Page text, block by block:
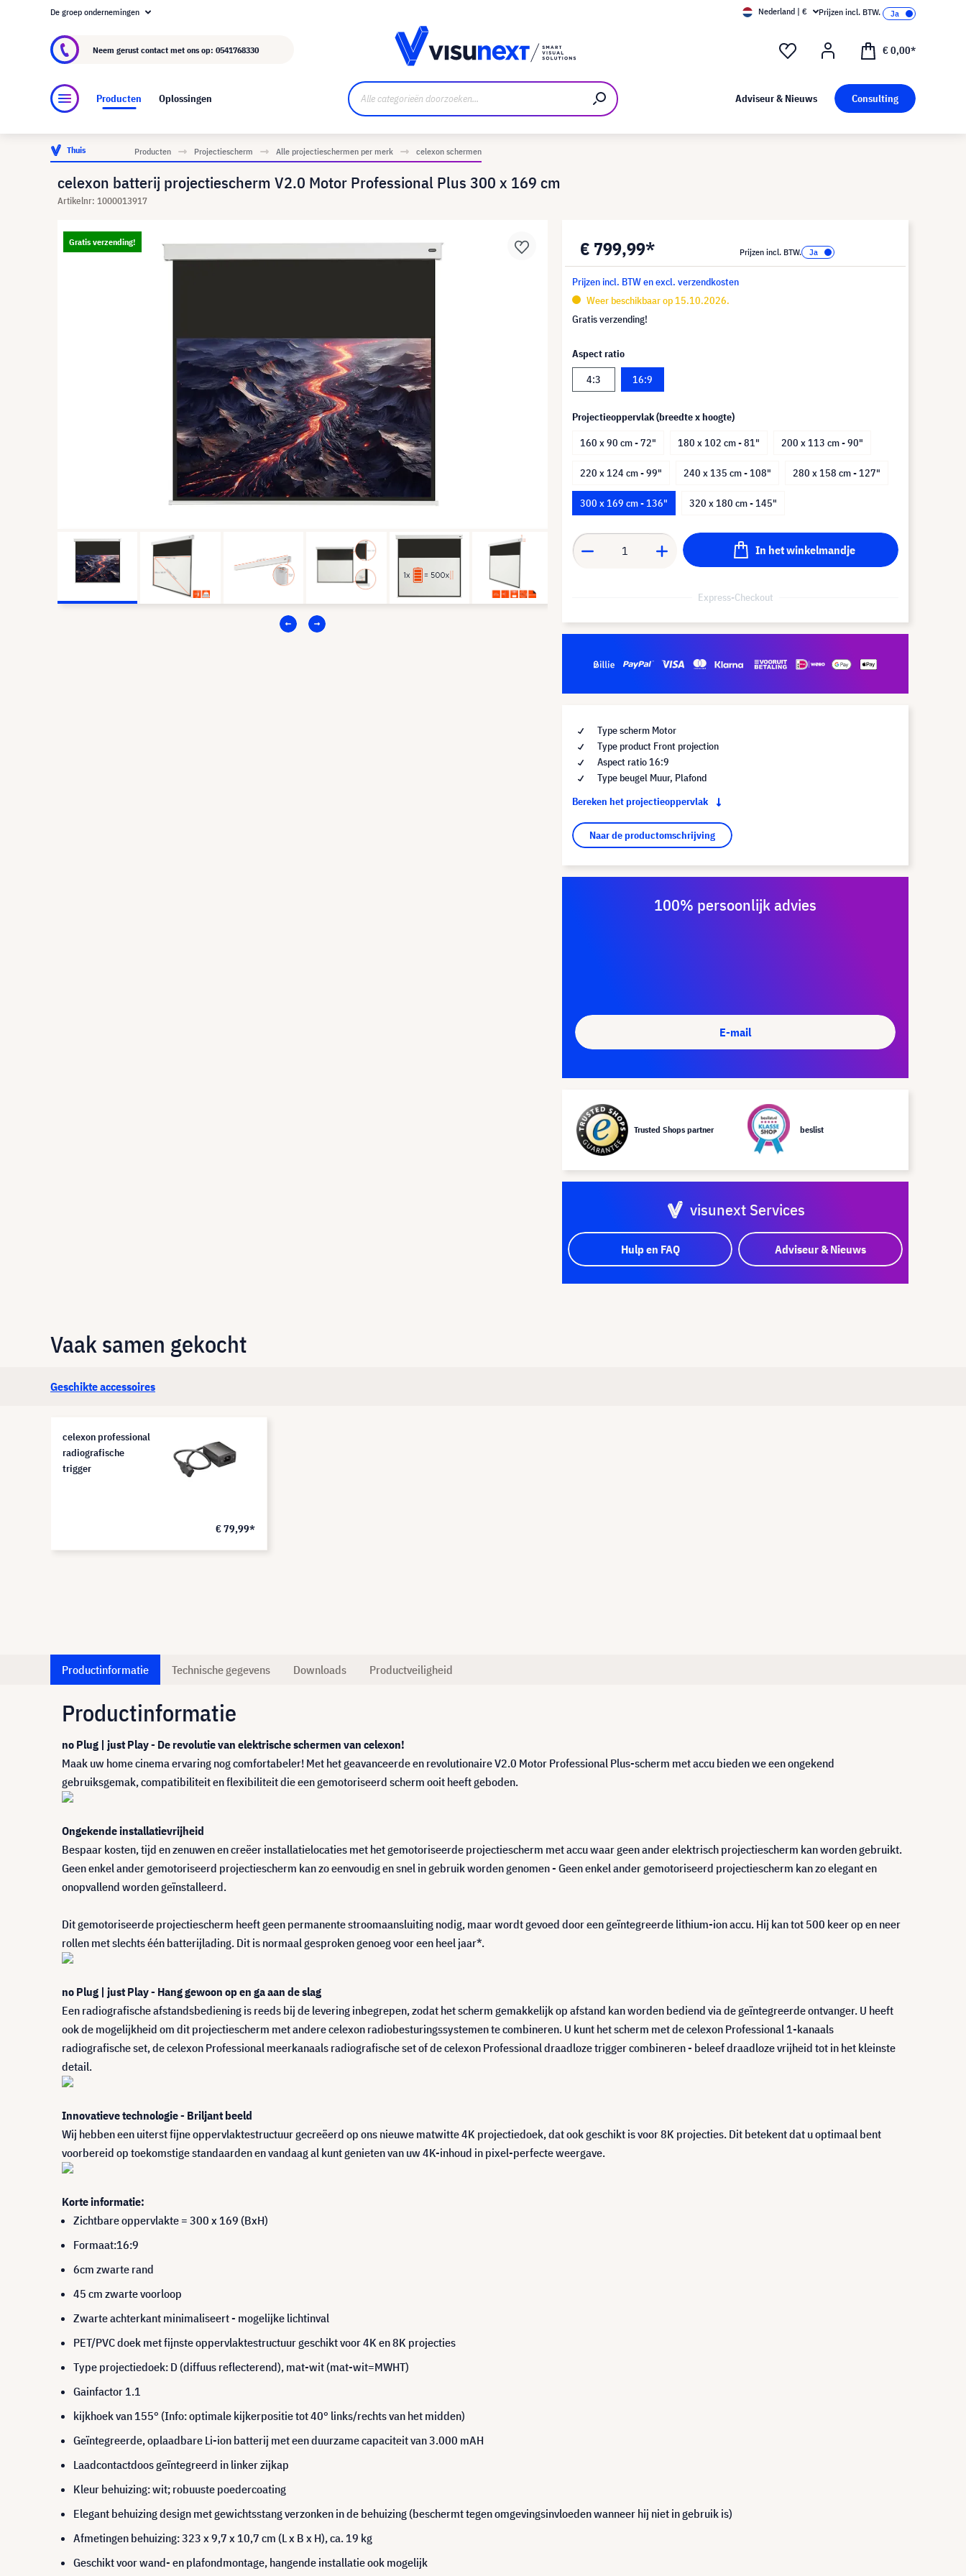
Over visunext.nl
De groep ondernemingen Nederland | € Prijzen incl. BTW.
Neem gerust contact met ons op: 0541768330 € 0,00*
Producten Oplossingen Adviseur & Nieuws Consulting
Thuis Producten Projectiescherm Alle projectieschermen per merk celexon schermen
celexon batterij projectiescherm V2.0 Motor Professional Plus 300 x 169 cm
Artikelnr: 1000013917
Gratis verzending! € 799,99* Prijzen incl. BTW.
Prijzen incl. BTW en excl. verzendkosten
Weer beschikbaar op 15.10.2026.
Gratis verzending!
Aspect ratio
4:3
16:9
Projectieoppervlak (breedte x hoogte)
160 x 90 cm - 72"
180 x 102 cm - 81" 200 x 113 cm - 90"
220 x 124 cm - 99" 240 x 135 cm - 108" 280 x 158 cm - 127"
300 x 169 cm - 136" 320 x 180 cm - 145"
In het winkelmandje
Express-Checkout
Type scherm Motor
Type product Front projection
Aspect ratio 16:9
Type beugel Muur, Plafond
Bereken het projectieoppervlak
Naar de productomschrijving
100% persoonlijk advies
E-mail
Trusted Shops partner beslist
visunext Services
Hulp en FAQ Adviseur & Nieuws
Vaak samen gekocht
Geschikte accessoires
celexon professional
radiografische
trigger
€ 79,99*
Productinformatie Technische gegevens Downloads Productveiligheid
Productinformatie
no Plug | just Play - De revolutie van elektrische schermen van celexon!
Maak uw home cinema ervaring nog comfortabeler! Met het geavanceerde en revolutionaire V2.0 Motor Professional Plus-scherm met accu bieden we een ongekend
gebruiksgemak, compatibiliteit en flexibiliteit die een gemotoriseerd scherm ooit heeft geboden.
Ongekende installatievrijheid
Bespaar kosten, tijd en zenuwen en creëer installatielocaties met het gemotoriseerde projectiescherm met accu waar geen ander elektrisch projectiescherm kan worden gebruikt.
Geen enkel ander gemotoriseerd projectiescherm kan zo eenvoudig en snel in gebruik worden genomen - Geen enkel ander gemotoriseerd projectiescherm kan zo elegant en
onopvallend worden geïnstalleerd.
Dit gemotoriseerde projectiescherm heeft geen permanente stroomaansluiting nodig, maar wordt gevoed door een geïntegreerde lithium-ion accu. Hij kan tot 500 keer op en neer
rollen met slechts één batterijlading. Dit is normaal gesproken genoeg voor een heel jaar*.
no Plug | just Play - Hang gewoon op en ga aan de slag
Een radiografische afstandsbediening is reeds bij de levering inbegrepen, zodat het scherm gemakkelijk op afstand kan worden bediend via de geïntegreerde ontvanger. U heeft
ook de mogelijkheid om dit projectiescherm met andere celexon radiobesturingssystemen te combineren. U kunt het scherm met de celexon Professional 1-kanaals
radiografische set, de celexon Professional meerkanaals radiografische set of de celexon Professional draadloze trigger combineren - beleef draadloze vrijheid tot in het kleinste
detail.
Innovatieve technologie - Briljant beeld
Wij hebben een uiterst fijne oppervlaktestructuur gecreëerd op ons nieuwe matwitte 4K projectiedoek, dat ook geschikt is voor 8K projecties. Dit betekent dat u optimaal bent
voorbereid op toekomstige standaarden en vandaag al kunt genieten van uw 4K-inhoud in pixel-perfecte weergave.
Korte informatie:
Zichtbare oppervlakte = 300 x 169 (BxH)
Formaat:16:9
6cm zwarte rand
45 cm zwarte voorloop
Zwarte achterkant minimaliseert - mogelijke lichtinval
PET/PVC doek met fijnste oppervlaktestructuur geschikt voor 4K en 8K projecties
Type projectiedoek: D (diffuus reflecterend), mat-wit (mat-wit=MWHT)
Gainfactor 1.1
kijkhoek van 155° (Info: optimale kijkerpositie tot 40° links/rechts van het midden)
Geïntegreerde, oplaadbare Li-ion batterij met een duurzame capaciteit van 3.000 mAH
Laadcontactdoos geïntegreerd in linker zijkap
Kleur behuizing: wit; robuuste poedercoating
Elegant behuizing design met gewichtsstang verzonken in de behuizing (beschermt tegen omgevingsinvloeden wanneer hij niet in gebruik is)
Afmetingen behuizing: 323 x 9,7 x 10,7 cm (L x B x H), ca. 19 kg
Geschikt voor wand- en plafondmontage, hangende installatie ook mogelijk